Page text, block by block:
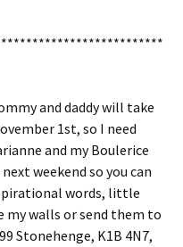
and daddy will take
1st, so I need
and my Boulerice
weekend so you can
words, little
my walls or send them to
Stonehenge, K1B 4N7,